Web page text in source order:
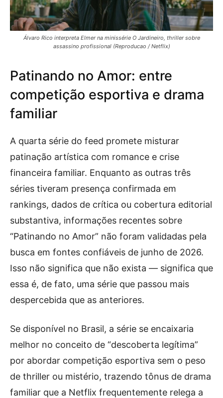
Álvaro Rico interpreta Elmer na minissérie O Jardineiro, thriller sobre
assassino profissional (Reproducao / Netflix)
Patinando no Amor: entre
competição esportiva e drama
familiar
A quarta série do feed promete misturar
patinação artística com romance e crise
financeira familiar. Enquanto as outras três
séries tiveram presença confirmada em
rankings, dados de crítica ou cobertura editorial
substantiva, informações recentes sobre
“Patinando no Amor” não foram validadas pela
busca em fontes confiáveis de junho de 2026.
Isso não significa que não exista — significa que
essa é, de fato, uma série que passou mais
despercebida que as anteriores.
Se disponível no Brasil, a série se encaixaria
melhor no conceito de “descoberta legítima”
por abordar competição esportiva sem o peso
de thriller ou mistério, trazendo tônus de drama
familiar que a Netflix frequentemente relega a